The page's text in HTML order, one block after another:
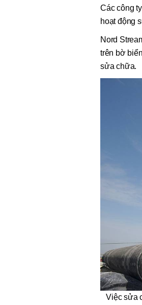
Các công
hoạt động
Nord
trên bờ
sửa chữa.
Việc sửa